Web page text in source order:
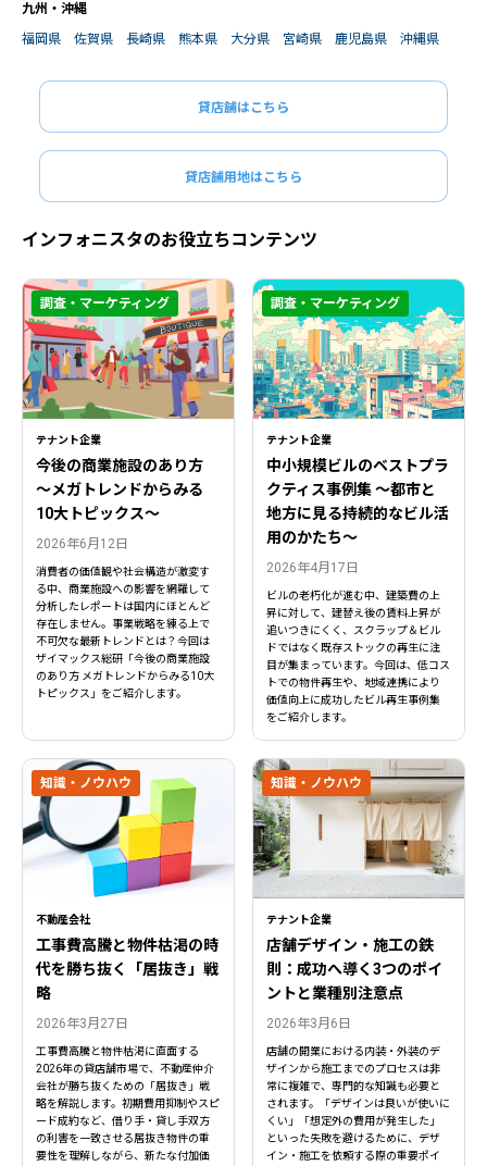
九州・沖縄
福岡県
佐賀県 長崎県 熊本県 大分県 宮崎県 鹿児島県 沖縄県
貸店舗はこちら
貸店舗用地はこちら
インフォニスタのお役立ちコンテンツ
テナント企業
今後の商業施設のあり方
〜メガトレンドからみる
10大トピックス〜
2026年6月12日
消費者の価値観や社会構造が激変す
る中、商業施設への影響を網羅して
分析したレポートは国内にほとんど
存在しません。事業戦略を練る上で
不可欠な最新トレンドとは？今回は
ザイマックス総研「今後の商業施設
のあり方 メガトレンドからみる10大
トピックス」をご紹介します。
調査・マーケティング
テナント企業
中小規模ビルのベストプラ
クティス事例集 ～都市と
地方に見る持続的なビル活
用のかたち～
2026年4月17日
ビルの老朽化が進む中、建築費の上
昇に対して、建替え後の賃料上昇が
追いつきにくく、スクラップ＆ビル
ドではなく既存ストックの再生に注
目が集まっています。今回は、低コス
トでの物件再生や、地域連携により
価値向上に成功したビル再生事例集
をご紹介します。
調査・マーケティング
不動産会社
工事費高騰と物件枯渇の時
代を勝ち抜く「居抜き」戦
略
2026年3月27日
工事費高騰と物件枯渇に直面する
2026年の貸店舗市場で、不動産仲介
会社が勝ち抜くための「居抜き」戦
略を解説します。初期費用抑制やスピ
ード成約など、借り手・貸し手双方
の利害を一致させる居抜き物件の重
要性を理解しながら、新たな付加価
知識・ノウハウ
テナント企業
店舗デザイン・施工の鉄
則：成功へ導く3つのポイ
ントと業種別注意点
2026年3月6日
店舗の開業における内装・外装のデ
ザインから施工までのプロセスは非
常に複雑で、専門的な知識も必要と
されます。「デザインは良いが使いに
くい」「想定外の費用が発生した」
といった失敗を避けるために、デザ
イン・施工を依頼する際の重要ポイ
知識・ノウハウ